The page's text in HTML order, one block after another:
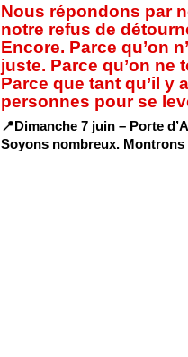
Nous répondons par
notre refus de
Encore. Parce qu’on
juste. Parce qu’on ne
Parce que tant qu’il y
personnes pour se
📍Dimanche 7 juin – Porte
Soyons nombreux.